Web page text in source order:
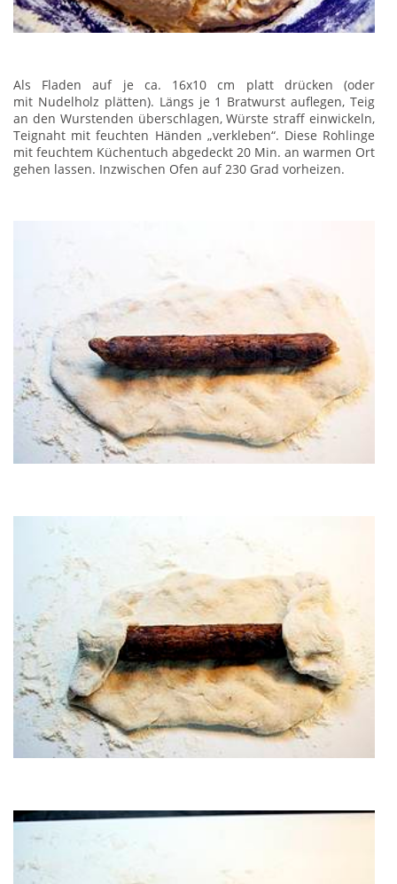
Als Fladen auf je ca. 16x10 cm platt drücken (oder
mit Nudelholz plätten). Längs je 1 Bratwurst auflegen, Teig
an den Wurstenden überschlagen, Würste straff einwickeln,
Teignaht mit feuchten Händen „verkleben“. Diese Rohlinge
mit feuchtem Küchentuch abgedeckt 20 Min. an warmen Ort
gehen lassen. Inzwischen Ofen auf 230 Grad vorheizen.